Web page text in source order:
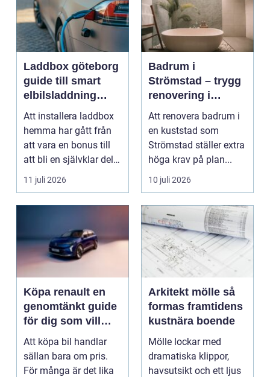
Laddbox göteborg
guide till smart
elbilsladdning
hemma
Att installera laddbox
hemma har gått från
att vara en bonus till
att bli en självklar del
av livet ...
11 juli 2026
Badrum i
Strömstad – trygg
renovering i
kustklimat
Att renovera badrum i
en kuststad som
Strömstad ställer extra
höga krav på plan...
10 juli 2026
Köpa renault en
genomtänkt guide
för dig som vill
göra ett smart
bilköp
Att köpa bil handlar
sällan bara om pris.
För många är det lika
Arkitekt mölle så
formas framtidens
kustnära boende
Mölle lockar med
dramatiska klippor,
havsutsikt och ett ljus